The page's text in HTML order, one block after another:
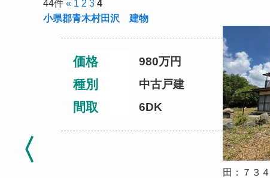
44件 « 1 2 3 4
小県郡青木村田沢 建物
価格 980万円
種別 中古戸建
間取 6DK
田：７３